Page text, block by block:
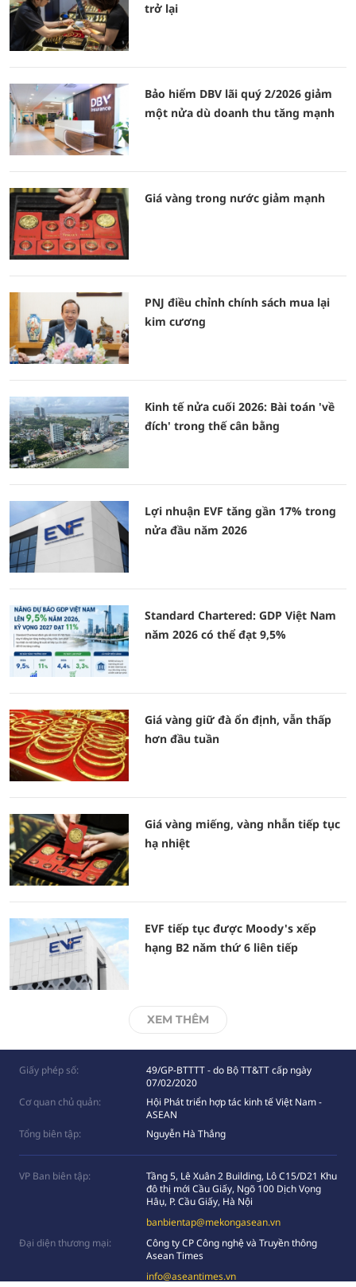
trở lại
Bảo hiểm DBV lãi quý 2/2026 giảm
một nửa dù doanh thu tăng mạnh
Giá vàng trong nước giảm mạnh
PNJ điều chỉnh chính sách mua lại
kim cương
Kinh tế nửa cuối 2026: Bài toán 'về
đích' trong thế cân bằng
Lợi nhuận EVF tăng gần 17% trong
nửa đầu năm 2026
Standard Chartered: GDP Việt Nam
năm 2026 có thể đạt 9,5%
Giá vàng giữ đà ổn định, vẫn thấp
hơn đầu tuần
Giá vàng miếng, vàng nhẫn tiếp tục
hạ nhiệt
EVF tiếp tục được Moody's xếp
hạng B2 năm thứ 6 liên tiếp
XEM THÊM
Giấy phép số:
49/GP-BTTTT - do Bộ TT&TT cấp ngày
07/02/2020
Cơ quan chủ quản:
Hội Phát triển hợp tác kinh tế Việt Nam -
ASEAN
Tổng biên tập:
Nguyễn Hà Thắng
VP Ban biên tập:
Tầng 5, Lê Xuân 2 Building, Lô C15/D21 Khu
đô thị mới Cầu Giấy, Ngõ 100 Dịch Vọng
Hâụ, P. Cầu Giấy, Hà Nội
banbientap@mekongasean.vn
Đại diện thương mại:
Công ty CP Công nghệ và Truyền thông
Asean Times
info@aseantimes.vn